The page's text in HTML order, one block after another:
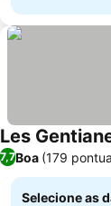
Les
7,7Boa (179
Selecione as